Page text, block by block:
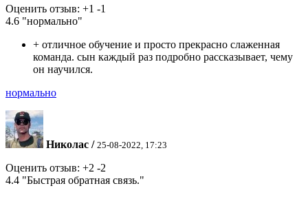
Оценить отзыв: +1 -1
4.6 "нормально"
+ отличное обучение и просто прекрасно слаженная
команда. сын каждый раз подробно рассказывает, чему
он научился.
нормально
Николас / 25-08-2022, 17:23
Оценить отзыв: +2 -2
4.4 "Быстрая обратная связь."